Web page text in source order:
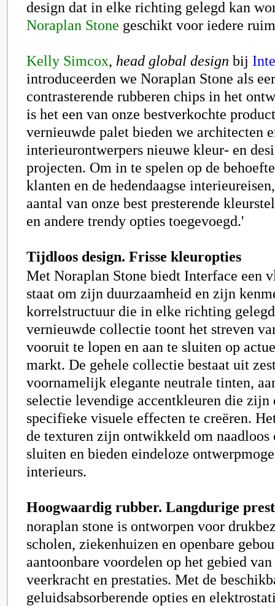
design dat in elke richting gelegd kan
Noraplan Stone geschikt voor iedere
Kelly Simcox, head global design bij
introduceerden we Noraplan Stone als
contrasterende rubberen chips in het
is het een van onze bestverkochte
vernieuwde palet bieden we architecten
interieurontwerpers nieuwe kleur- en
projecten. Om in te spelen op de
klanten en de hedendaagse
aantal van onze best presterende
en andere trendy opties toegevoegd.'
Tijdloos design. Frisse kleuropties
Met Noraplan Stone biedt Interface een
staat om zijn duurzaamheid en zijn
korrelstructuur die in elke richting
vernieuwde collectie toont het streven
vooruit te lopen en aan te sluiten op
markt. De gehele collectie bestaat uit
voornamelijk elegante neutrale tinten,
selectie levendige accentkleuren die zijn
specifieke visuele effecten te creëren.
de texturen zijn ontwikkeld om naadloos
sluiten en bieden eindeloze
interieurs.
Hoogwaardig rubber. Langdurige
noraplan stone is ontworpen voor
scholen, ziekenhuizen en openbare
aantoonbare voordelen op het gebied
veerkracht en prestaties. Met de
geluidsabsorberende opties en